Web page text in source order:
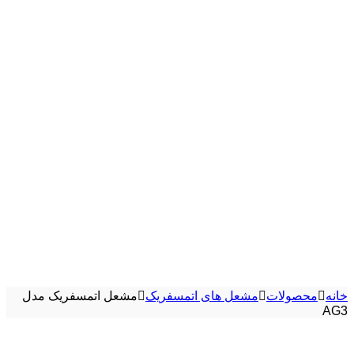
خانه محصولات مشعل های اتمسفریک
مشعل اتمسفریک مدل
AG3